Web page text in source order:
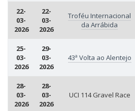
22-
03-
2026
22-
03-
2026
Troféu Internacional
da Arrábida
25-
03-
2026
29-
03-
2026
43ª Volta ao Alentejo
28-
03-
2026
28-
03-
2026
UCI 114 Gravel Race